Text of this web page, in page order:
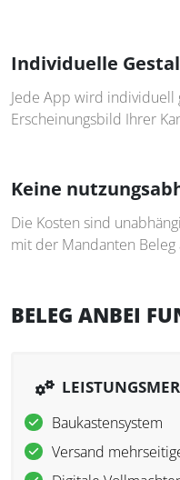
Individuelle
Jede App wird individuell
Erscheinungsbild Ihrer
Keine
Die Kosten sind
mit der Mandanten Beleg
BELEG ANBEI
Baukastensystem
Versand